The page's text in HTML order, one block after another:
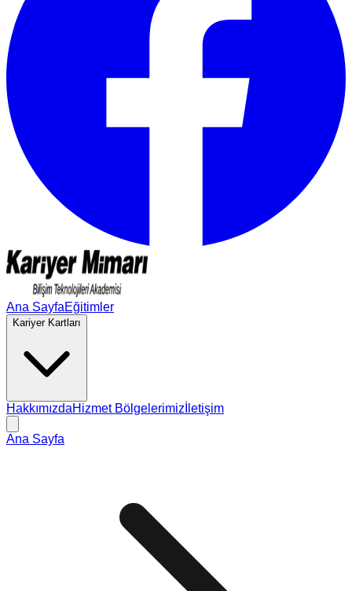
Ana SayfaEğitimler
Kariyer Kartları
HakkımızdaHizmet Bölgelerimiz İletişim
Ana Sayfa